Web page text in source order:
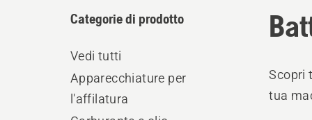
Categorie di prodotto
Vedi tutti
Apparecchiature per
l'affilatura
Scopri
tua